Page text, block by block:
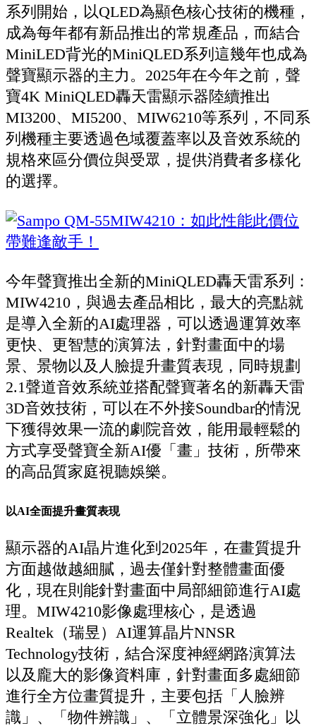
系列開始，以QLED為顯色核心技術的機種，
成為每年都有新品推出的常規產品，而結合
MiniLED背光的MiniQLED系列這幾年也成為
聲寶顯示器的主力。2025年在今年之前，聲
寶4K MiniQLED轟天雷顯示器陸續推出
MI3200、MI5200、MIW6210等系列，不同系
列機種主要透過色域覆蓋率以及音效系統的
規格來區分價位與受眾，提供消費者多樣化
的選擇。
今年聲寶推出全新的MiniQLED轟天雷系列：
MIW4210，與過去產品相比，最大的亮點就
是導入全新的AI處理器，可以透過運算效率
更快、更智慧的演算法，針對畫面中的場
景、景物以及人臉提升畫質表現，同時規劃
2.1聲道音效系統並搭配聲寶著名的新轟天雷
3D音效技術，可以在不外接Soundbar的情況
下獲得效果一流的劇院音效，能用最輕鬆的
方式享受聲寶全新AI優「畫」技術，所帶來
的高品質家庭視聽娛樂。
以AI全面提升畫質表現
顯示器的AI晶片進化到2025年，在畫質提升
方面越做越細膩，過去僅針對整體畫面優
化，現在則能針對畫面中局部細節進行AI處
理。MIW4210影像處理核心，是透過
Realtek（瑞昱）AI運算晶片NNSR
Technology技術，結合深度神經網路演算法
以及龐大的影像資料庫，針對畫面多處細節
進行全方位畫質提升，主要包括「人臉辨
識」、「物件辨識」、「立體景深強化」以